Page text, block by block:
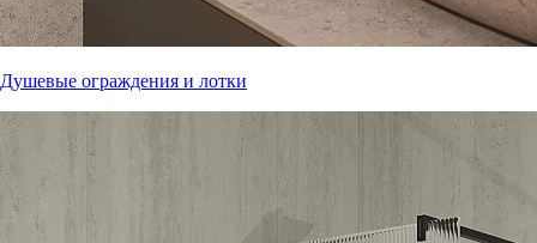
Душевые ограждения и лотки